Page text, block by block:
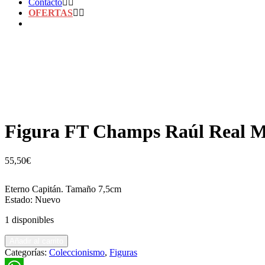
Contacto
OFERTAS
Figura FT Champs Raúl Real
55,50€
Eterno Capitán. Tamaño 7,5cm
Estado: Nuevo
1 disponibles
Figura
FT
Champs
Categorías: Coleccionismo, Figuras